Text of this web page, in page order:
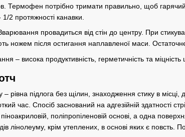
Термофен потрібно тримати правильно, щоб
2 протяжності канавки.
провадиться від стін до центру. При
ножем після остигання наплавленої маси.
– висока продуктивність, герметичність та
рівна підлога без щілин, знаходження стику в
час. Спосіб заснований на адгезійній здатності
піноакриловій, поліпропіленовій основі, а одна
лінолеуму, крім утеплених, в основі яких є повсть.